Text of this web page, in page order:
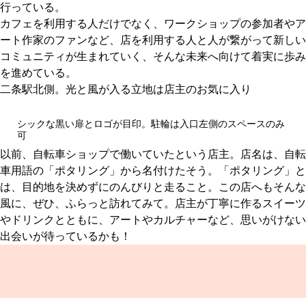
行っている。
カフェを利用する人だけでなく、ワークショップの参加者やア
ート作家のファンなど、店を利用する人と人が繋がって新しい
コミュニティが生まれていく、そんな未来へ向けて着実に歩み
を進めている。
二条駅北側。光と風が入る立地は店主のお気に入り
シックな黒い扉とロゴが目印。駐輪は入口左側のスペースのみ
可
以前、自転車ショップで働いていたという店主。店名は、自転
車用語の「ポタリング」から名付けたそう。「ポタリング」と
は、目的地を決めずにのんびりと走ること。この店へもそんな
風に、ぜひ、ふらっと訪れてみて。店主が丁寧に作るスイーツ
やドリンクとともに、アートやカルチャーなど、思いがけない
出会いが待っているかも！